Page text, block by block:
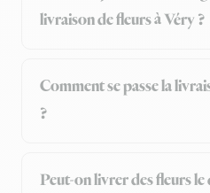
livraison de fleurs à Véry ?
Comment se passe la
?
Peut-on livrer des fleurs le